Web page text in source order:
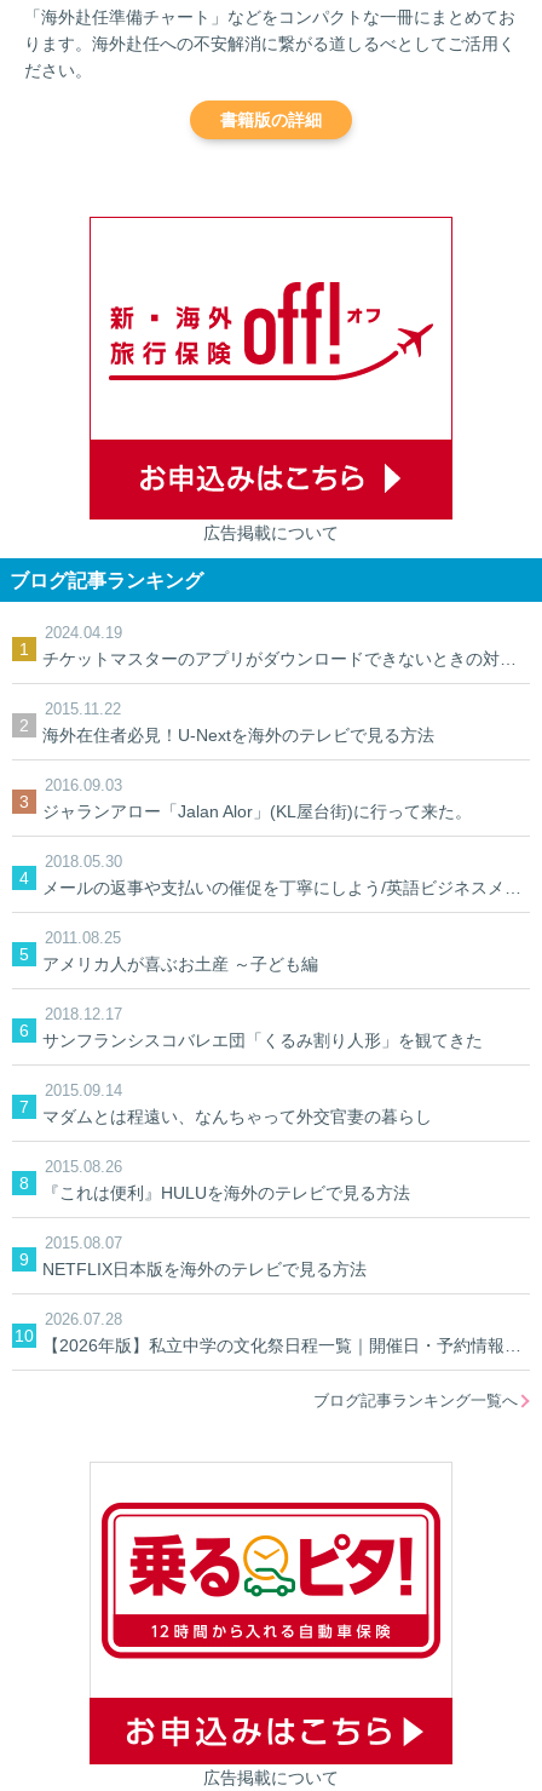
「海外赴任準備チャート」などをコンパクトな一冊にまとめてお
ります。海外赴任への不安解消に繋がる道しるべとしてご活用く
ださい。
書籍版の詳細
広告掲載について
ブログ記事ランキング
2024.04.19
チケットマスターのアプリがダウンロードできないときの対処法【裏ワザ】
2015.11.22
海外在住者必見！U-Nextを海外のテレビで見る方法
2016.09.03
ジャランアロー「Jalan Alor」(KL屋台街)に行って来た。
2018.05.30
メールの返事や支払いの催促を丁寧にしよう/英語ビジネスメール
2011.08.25
アメリカ人が喜ぶお土産 ～子ども編
2018.12.17
サンフランシスコバレエ団「くるみ割り人形」を観てきた
2015.09.14
マダムとは程遠い、なんちゃって外交官妻の暮らし
2015.08.26
『これは便利』HULUを海外のテレビで見る方法
2015.08.07
NETFLIX日本版を海外のテレビで見る方法
2026.07.28
【2026年版】私立中学の文化祭日程一覧｜開催日・予約情報を学校別に検索
ブログ記事ランキング一覧へ
広告掲載について